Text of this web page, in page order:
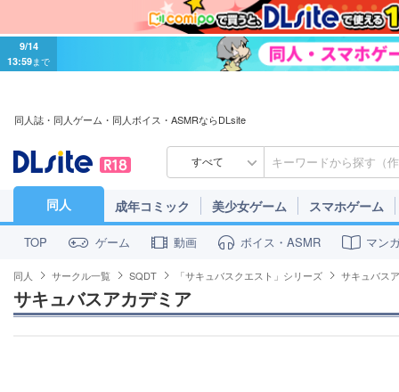
9/14
13:59まで
同人誌・同人ゲーム・同人ボイス・ASMRならDLsite
すべて
同人 成年コミック 美少女ゲーム スマホゲーム
TOP ゲーム 動画 ボイス・ASMR マン
同人 サークル一覧 SQDT 「サキュバスクエスト」シリーズ サキュバス
サキュバスアカデミア